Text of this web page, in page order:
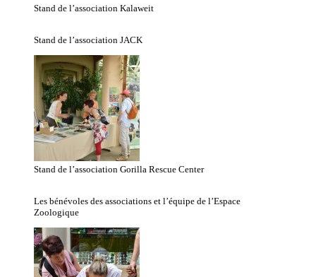
Stand de l’association Kalaweit
Stand de l’association JACK
Stand de l’association Gorilla Rescue Center
Les bénévoles des associations et l’équipe de l’Espace
Zoologique